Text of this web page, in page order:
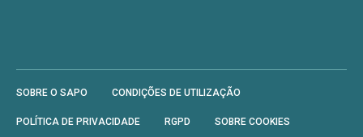
SOBRE O SAPO CONDIÇÕES DE UTILIZAÇÃO
POLÍTICA DE PRIVACIDADE RGPD SOBRE COOKIES